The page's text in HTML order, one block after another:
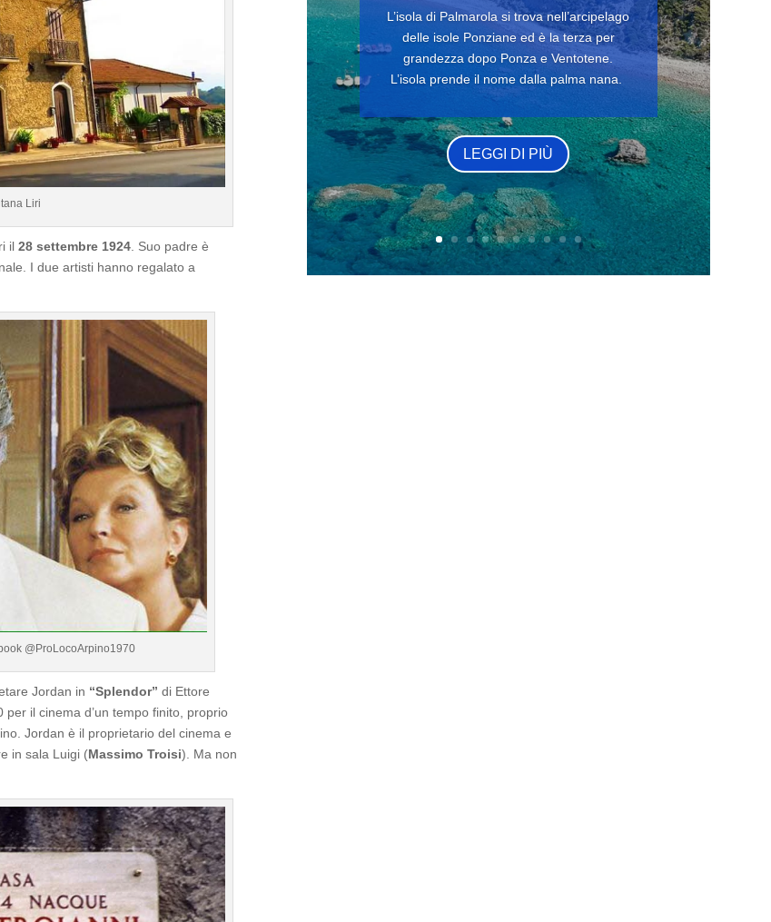
Liri
il28 settembre 1924 . Suo padre è
I due artisti hanno regalato a
@ProLocoArpino1970
Jordan in “Splendor” di Ettore
il cinema d’un tempo finito, proprio
Jordan è il proprietario del cinema e
in sala Luigi (Massimo Troisi). Ma non
L’isola di Palmarola si trova nell’arcipelago
delle isole Ponziane ed è la terza per
grandezza dopo Ponza e Ventotene.
L’isola prende il nome dalla palma nana.
LEGGI DI PIÙ